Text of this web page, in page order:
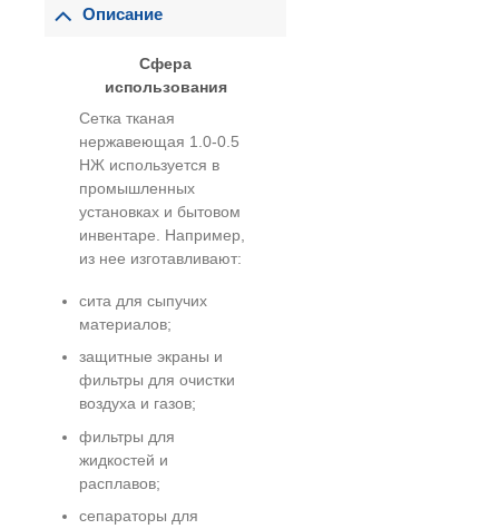
Описание
Сфера
использования
Сетка тканая
нержавеющая 1.0-0.5
НЖ используется в
промышленных
установках и бытовом
инвентаре. Например,
из нее изготавливают:
сита для сыпучих
материалов;
защитные экраны и
фильтры для очистки
воздуха и газов;
фильтры для
жидкостей и
расплавов;
сепараторы для